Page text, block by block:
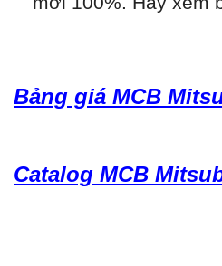
Bảng giá MCB
Catalog MCB